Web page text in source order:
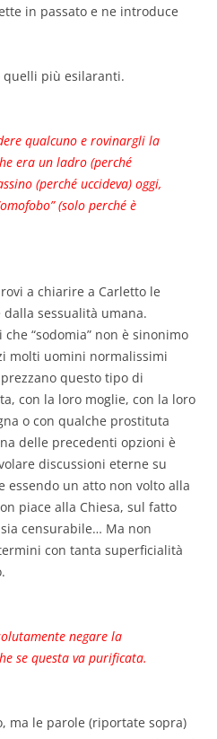
in passato e ne introduce
quelli più esilaranti.
qualcuno e rovinargli la
era un ladro (perché
(perché uccideva) oggi,
(solo perché è
a chiarire a Carletto le
sessualità umana.
“sodomia” non è sinonimo
molti uomini normalissimi
questo tipo di
con la loro moglie, con la loro
o con qualche prostituta
delle precedenti opzioni è
discussioni eterne su
essendo un atto non volto alla
piace alla Chiesa, sul fatto
censurabile… Ma non
con tanta superficialità
negare la
se questa va purificata.
ma le parole (riportate sopra)